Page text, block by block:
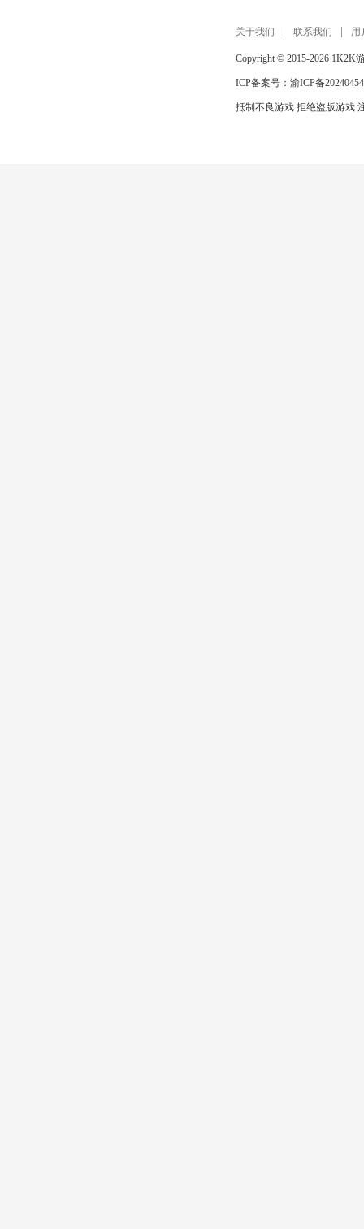
关于我们 联系我们 用
Copyright © 2015-2026 1K2K
ICP备案号： 渝ICP备
抵制不良游戏 拒绝盗版游戏